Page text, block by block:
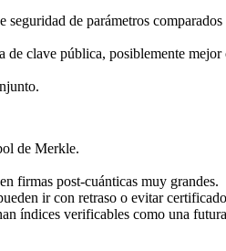
de parámetros
clave pública, posiblemente
de Merkle.
firmas post-cuánticas muy grandes.
ir con retraso o evitar
índices verificables como una